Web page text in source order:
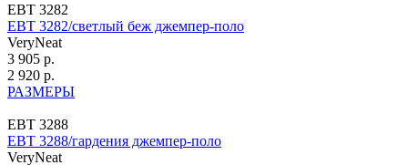
ЕВТ 3282
ЕВТ 3282/светлый беж джемпер-поло
VeryNeat
3 905 р.
2 920 р.
РАЗМЕРЫ
ЕВТ 3288
ЕВТ 3288/гардения джемпер-поло
VeryNeat